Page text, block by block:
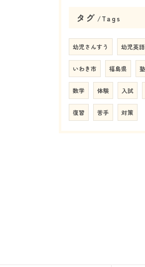
タグ Tags
幼児さんすう 幼児英語
いわき市 福島県 塾
数学 体験 入試
復習 苦手 対策